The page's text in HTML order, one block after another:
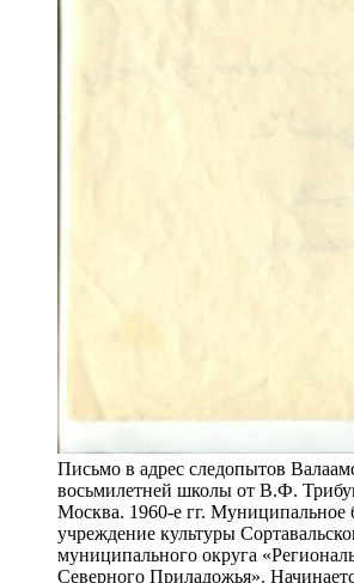
Письмо в адрес следопытов
восьмилетней школы от В.Ф.
Москва. 1960-е гг. Муниципальное
учреждение культуры
муниципального округа
Северного Приладожья».